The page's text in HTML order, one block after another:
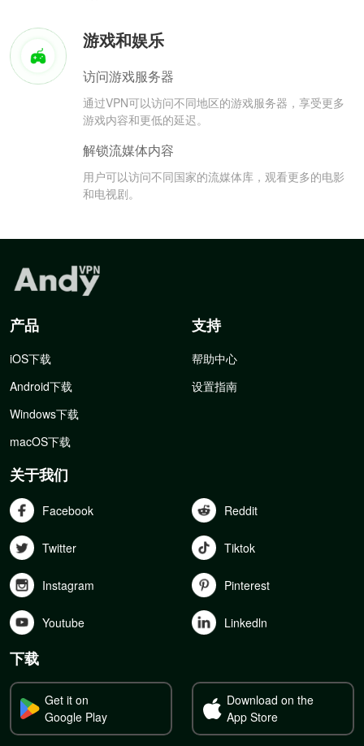
游戏和娱乐
访问游戏服务器
通过VPN可以访问不同地区的游戏服务器，享受更多
游戏内容和更低的延迟。
解锁流媒体内容
用户可以访问不同国家的流媒体库，观看更多的电影
和电视剧。
产品
iOS下载
Android下载
Windows下载
macOS下载
支持
帮助中心
设置指南
关于我们
Facebook Reddit
Twitter Tiktok
Instagram Pinterest
Youtube Linkedln
下载
Get it on
Google Play
Download on the
App Store